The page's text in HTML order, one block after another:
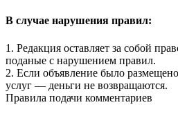
В случае нарушения правил:
1. Редакция оставляет за собой
поданые с нарушением правил.
2. Если объявление было
услуг — деньги не возвращаются.
Правила подачи комментариев